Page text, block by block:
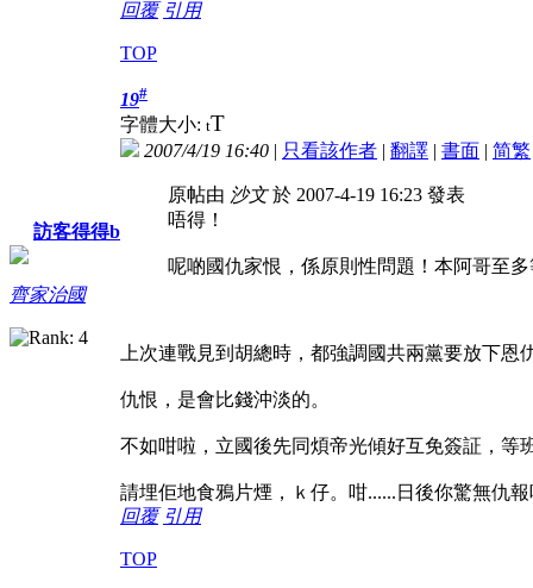
回覆 引用
TOP
訪客得得b
齊家治國
19#
字體大小: tT
2007/4/19 16:40 | 只看該作者 | 翻譯 | 書面 | 简繁
原帖由 沙文於 2007-4-19 16:23 發表
唔得！
呢啲國仇家恨，係原則性問題！本阿哥至
上次連戰見到胡總時，都強調國共兩黨要放下恩
仇恨，是會比錢沖淡的。
不如咁啦，立國後先同煩帝光傾好互免簽証，等
請埋佢地食鴉片煙，ｋ仔。咁......日後你驚無仇
回覆 引用
TOP